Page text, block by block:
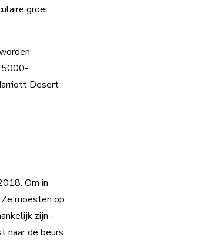
groei
5000-
Desert
Om in
moesten op
zijn -
naar de beurs